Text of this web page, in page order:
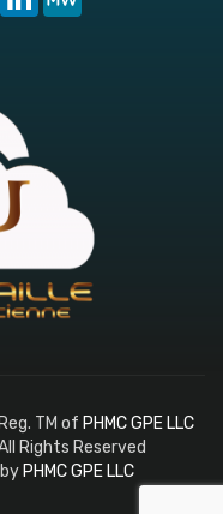
TM of PHMC GPE LLC
Rights Reserved
PHMC GPE LLC